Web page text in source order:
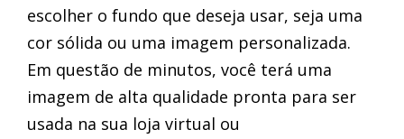
escolher o fundo que deseja usar, seja uma
cor sólida ou uma imagem personalizada.
Em questão de minutos, você terá uma
imagem de alta qualidade pronta para ser
usada na sua loja virtual ou